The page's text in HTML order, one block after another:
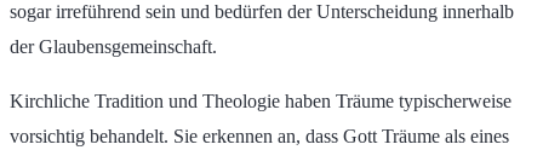
sogar irreführend sein und bedürfen der Unterscheidung innerhalb
der Glaubensgemeinschaft.
Kirchliche Tradition und Theologie haben Träume typischerweise
vorsichtig behandelt. Sie erkennen an, dass Gott Träume als eines